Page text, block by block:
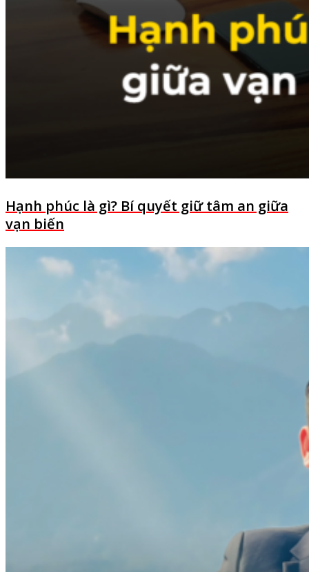
Hạnh phúc là gì? Bí quyết giữ tâm an giữa
vạn biến